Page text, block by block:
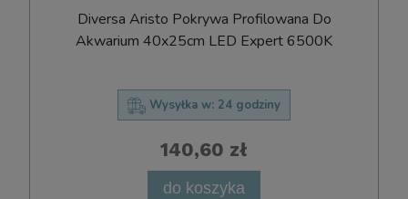
Diversa Aristo Pokrywa Profilowana Do
Akwarium 40x25cm LED Expert 6500K
Wysyłka w: 24 godziny
140,60 zł
do koszyka